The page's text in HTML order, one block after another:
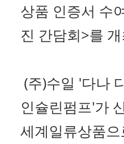
상품 인증서 수
진 간담회>를
(주)수일 '다나
인슐린펌프'가
세계일류상품